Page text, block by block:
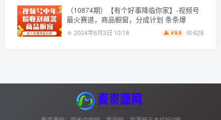
（10874期）【有个好事降临你家】-视频号
最火赛道，商品橱窗，分成计划 条条爆
2024年6月3日 10:18 ￥9.9 628